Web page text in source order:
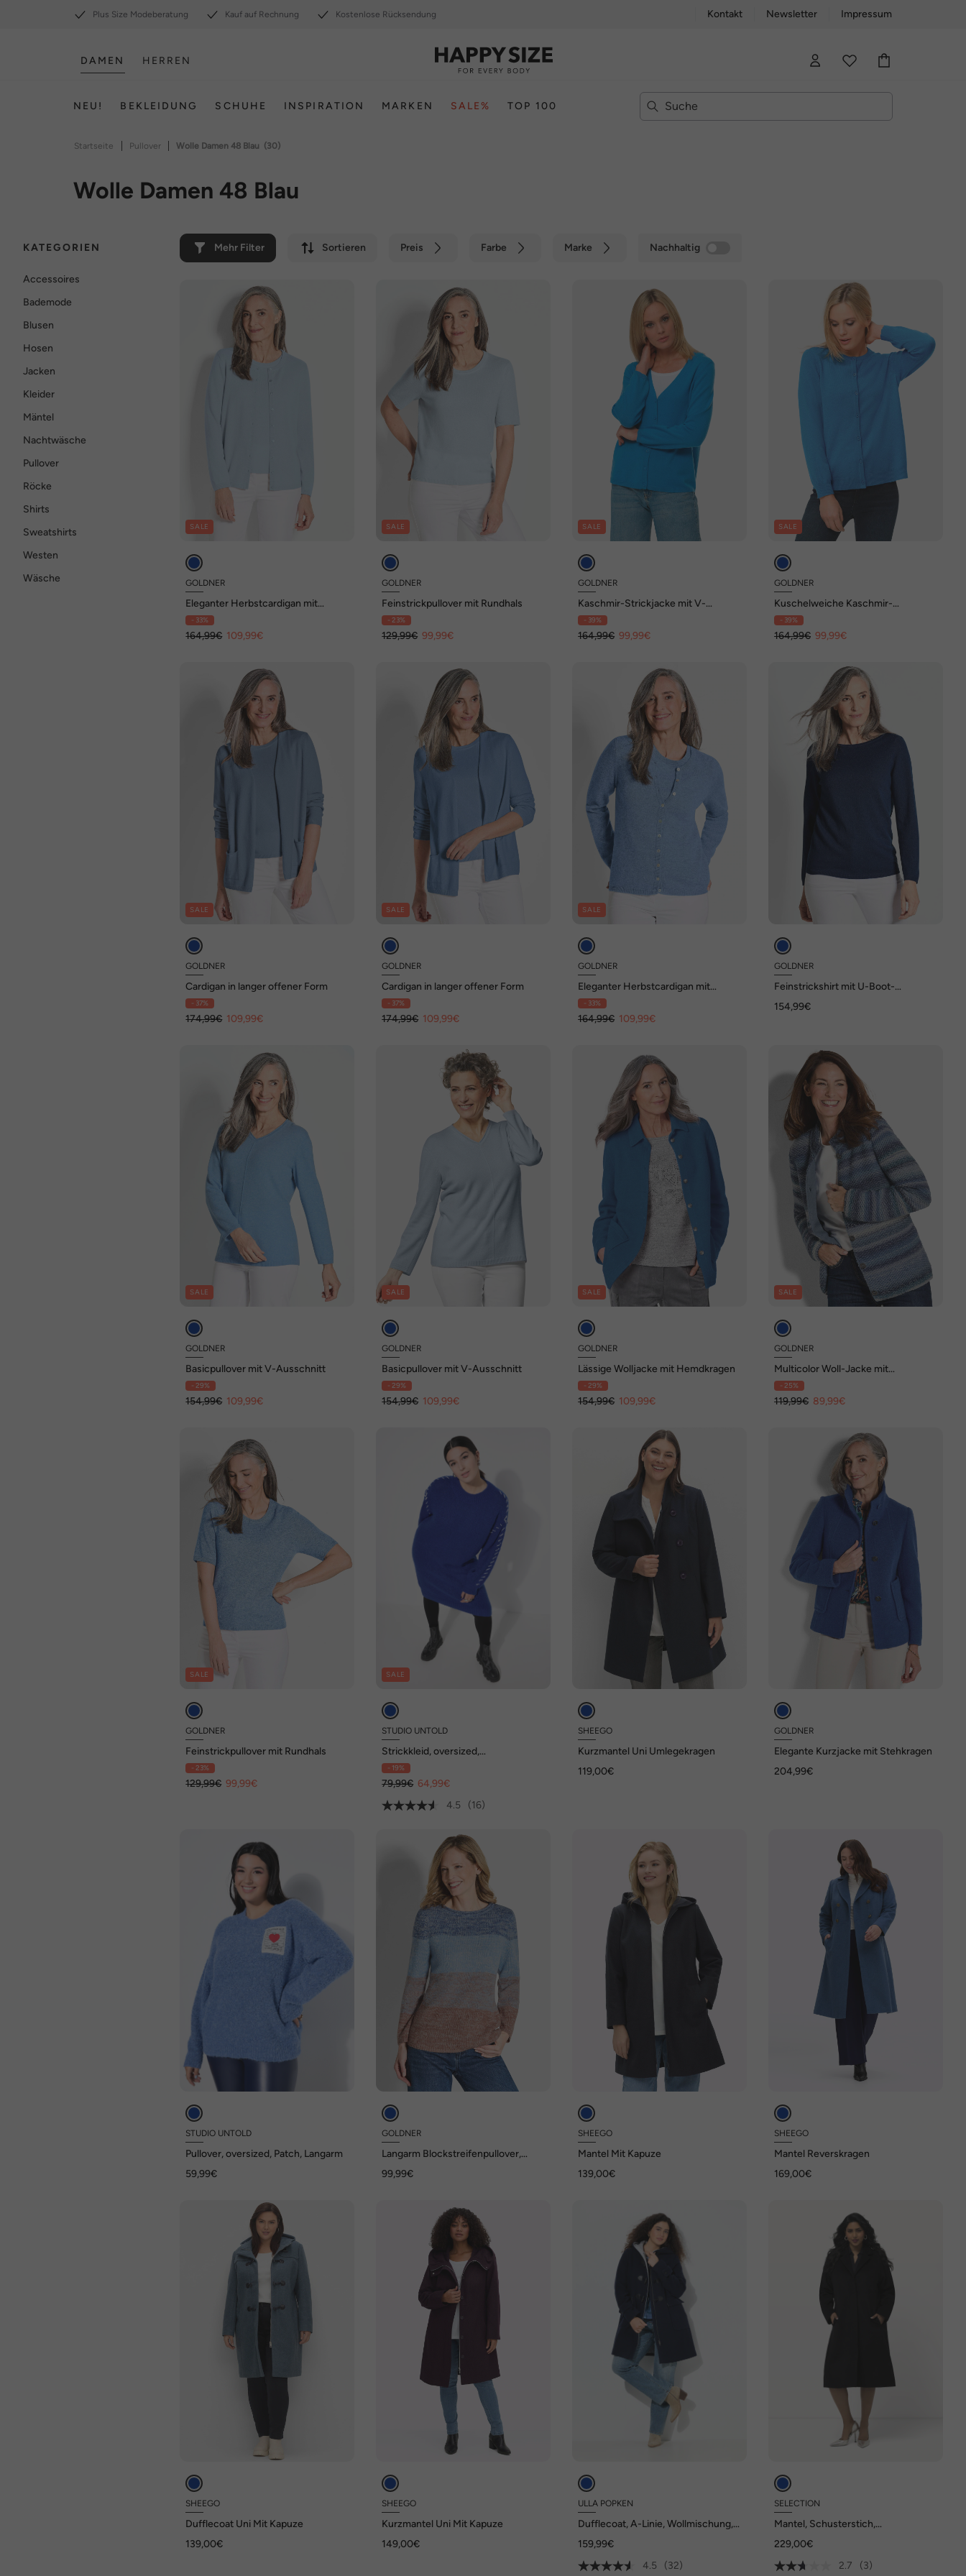
Plus Size Modeberatung Kauf auf Rechnung Kostenlose Rücksendung Kontakt Newsletter Impressum
DAMEN HERREN
NEU! BEKLEIDUNG SCHUHE INSPIRATION MARKEN SALE% TOP 100
Startseite | Pullover | Wolle Damen 48 Blau (30)
Wolle Damen 48 Blau
KATEGORIEN Mehr Filter Sortieren Preis Farbe Marke Nachhaltig
Accessoires
Bademode
Blusen
Hosen
Jacken
Kleider
Mäntel
Nachtwäsche
Pullover
Röcke
Shirts
Sweatshirts
Westen
Wäsche
SALE
GOLDNER
Eleganter Herbstcardigan mit
Rundhals
- 33%
164,99€ 109,99€
SALE
GOLDNER
Feinstrickpullover mit Rundhals
- 23%
129,99€ 99,99€
SALE
GOLDNER
Kaschmir-Strickjacke mit V-
Ausschnitt
- 39%
164,99€ 99,99€
SALE
GOLDNER
Kuschelweiche Kaschmir-
Strickjacke mit Rundhals
- 39%
164,99€ 99,99€
SALE
GOLDNER
Cardigan in langer offener Form
- 37%
174,99€ 109,99€
SALE
GOLDNER
Cardigan in langer offener Form
- 37%
174,99€ 109,99€
SALE
GOLDNER
Eleganter Herbstcardigan mit
Rundhals
- 33%
164,99€ 109,99€
GOLDNER
Feinstrickshirt mit U-Boot-
154,99€
SALE
GOLDNER
Basicpullover mit V-Ausschnitt
- 29%
154,99€ 109,99€
SALE
GOLDNER
Basicpullover mit V-Ausschnitt
- 29%
154,99€ 109,99€
SALE
GOLDNER
Lässige Wolljacke mit Hemdkragen
- 29%
154,99€ 109,99€
SALE
GOLDNER
Multicolor Woll-Jacke mit
Stehkragen
- 25%
119,99€ 89,99€
SALE
GOLDNER
Feinstrickpullover mit Rundhals
- 23%
129,99€ 99,99€
SALE
STUDIO UNTOLD
Strickkleid, oversized,
Schmucknähte
- 19%
79,99€ 64,99€
4.5
(16)
SHEEGO
Kurzmantel Uni Umlegekragen
119,00€
GOLDNER
Elegante Kurzjacke mit Stehkragen
204,99€
STUDIO UNTOLD
Pullover, oversized, Patch, Langarm
59,99€
GOLDNER
Langarm Blockstreifenpullover,
99,99€
SHEEGO
Mantel Mit Kapuze
139,00€
SHEEGO
Mantel Reverskragen
169,00€
SHEEGO
Dufflecoat Uni Mit Kapuze
139,00€
SHEEGO
Kurzmantel Uni Mit Kapuze
149,00€
ULLA POPKEN
Dufflecoat, A-Linie, Wollmischung,
159,99€
4.5
(32)
SELECTION
Mantel, Schusterstich,
229,00€
2.7
(3)